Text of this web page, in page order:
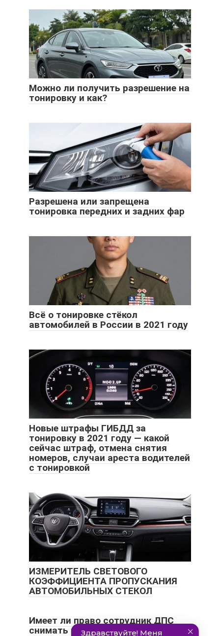
Можно ли получить разрешение на
тонировку и как?
Разрешена или запрещена
тонировка передних и задних фар
Всё о тонировке стёкол
автомобилей в России в 2021 году
Новые штрафы ГИБДД за
тонировку в 2021 году — какой
сейчас штраф, отмена снятия
номеров, случаи ареста водителей
с тонировкой
ИЗМЕРИТЕЛЬ СВЕТОВОГО
КОЭФФИЦИЕНТА ПРОПУСКАНИЯ
АВТОМОБИЛЬНЫХ СТЕКОЛ
Имеет ли право сотрудник ДПС
снимать тонировку